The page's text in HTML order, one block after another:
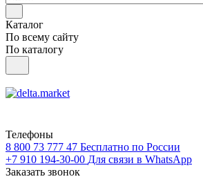
Каталог
По всему сайту
По каталогу
Телефоны
8 800 73 777 47 Бесплатно по России
+7 910 194-30-00 Для связи в WhatsApp
Заказать звонок